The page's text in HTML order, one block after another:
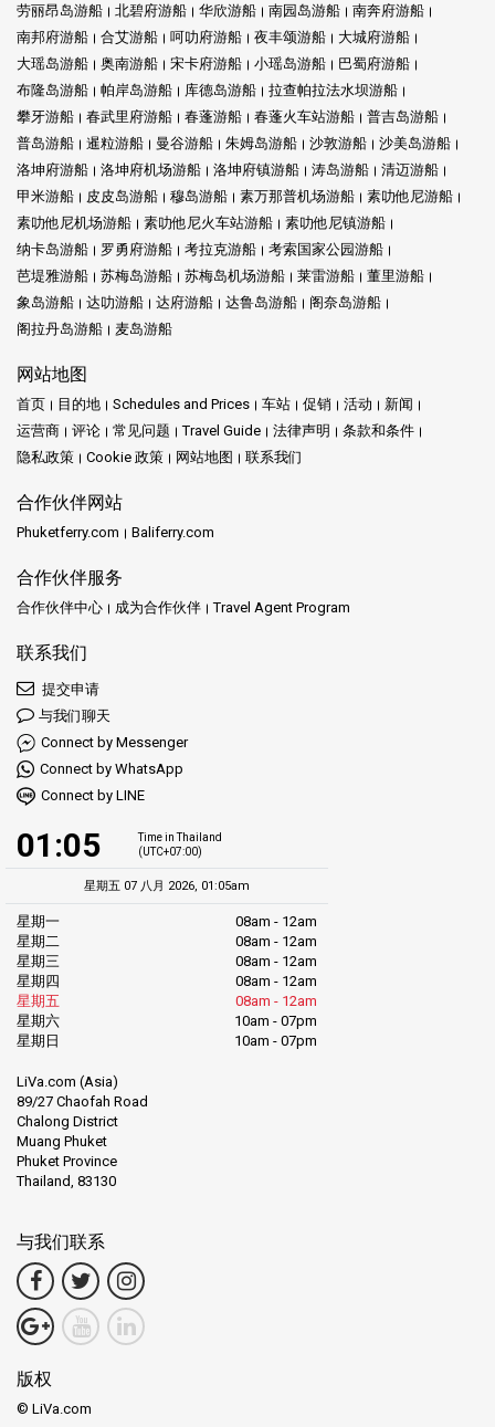
劳丽昂岛游船
北碧府游船 华欣游船 南园岛游船
南奔府游船
南邦府游船
合艾游船 呵叻府游船 夜丰颂游船
大城府游船
大瑶岛游船
奥南游船 宋卡府游船 小瑶岛游船
巴蜀府游船
布隆岛游船
帕岸岛游船 库德岛游船
拉查帕拉法水坝游船
攀牙游船
春武里府游船 春蓬游船 春蓬火车站游船
普吉岛游船
普岛游船
暹粒游船 曼谷游船 朱姆岛游船 沙敦游船
沙美岛游船
洛坤府游船
洛坤府机场游船 洛坤府镇游船 涛岛游船
清迈游船
甲米游船
皮皮岛游船 穆岛游船 素万那普机场游船
素叻他尼游船
素叻他尼机场游船
素叻他尼火车站游船
素叻他尼镇游船
纳卡岛游船
罗勇府游船 考拉克游船
考索国家公园游船
芭堤雅游船
苏梅岛游船 苏梅岛机场游船 莱雷游船
董里游船
象岛游船
达叻游船 达府游船 达鲁岛游船
阁奈岛游船
阁拉丹岛游船
麦岛游船
网站地图
首页 目的地 Schedules and Prices 车站 促销 活动
新闻
运营商
评论 常见问题 Travel Guide 法律声明
条款和条件
隐私政策
Cookie 政策 网站地图 联系我们
合作伙伴网站
Phuketferry.com Baliferry.com
合作伙伴服务
合作伙伴中心 成为合作伙伴 Travel Agent Program
联系我们
提交申请
与我们聊天
Connect by Messenger
Connect by WhatsApp
Connect by LINE
01:05
Time in Thailand
(UTC+07:00)
星期五 07 八月 2026, 01:05am
星期一
08am - 12am
星期二
08am - 12am
星期三
08am - 12am
星期四
08am - 12am
星期五
08am - 12am
星期六
10am - 07pm
星期日
10am - 07pm
LiVa.com (Asia)
89/27 Chaofah Road
Chalong District
Muang Phuket
Phuket Province
Thailand, 83130
与我们联系
版权
© LiVa.com